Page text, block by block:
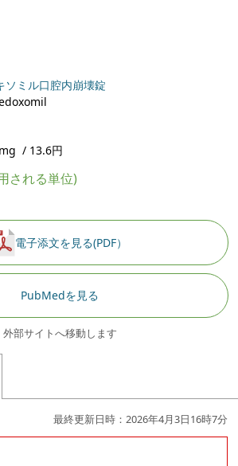
ソミル口腔内崩壊錠
/ 13.6円
される単位)
電子添文を見る(PDF）
PubMedを見る
外部サイトへ移動します
最終更新日時：2026年4月3日16時7分